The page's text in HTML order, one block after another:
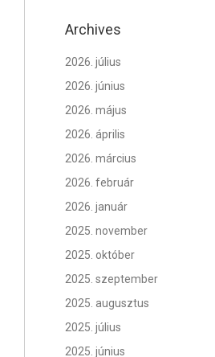
Archives
2026. július
2026. június
2026. május
2026. április
2026. március
2026. február
2026. január
2025. november
2025. október
2025. szeptember
2025. augusztus
2025. július
2025. június